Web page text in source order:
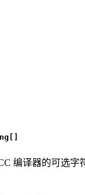
编译器的可选字